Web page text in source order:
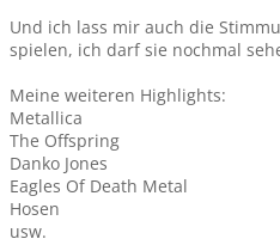
Und ich lass mir auch die
spielen, ich darf sie nochmal
Meine weiteren Highlights:
Metallica
The Offspring
Danko Jones
Eagles Of Death Metal
Hosen
usw.